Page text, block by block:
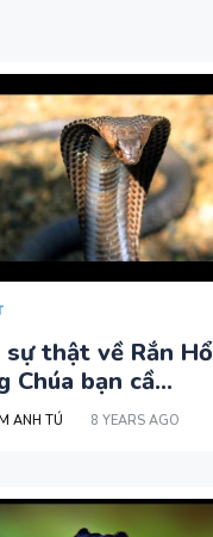
sự thật về Rắn Hổ
Chúa bạn cầ...
ANH TÚ 8 YEARS AGO